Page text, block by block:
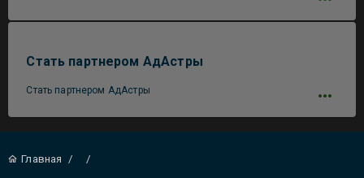
Стать партнером АдАстры
Стать партнером АдАстры
Главная / /